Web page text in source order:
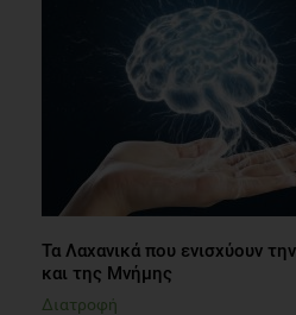
Τα Λαχανικά που ενισχύουν
και της Μνήμης
Διατροφή